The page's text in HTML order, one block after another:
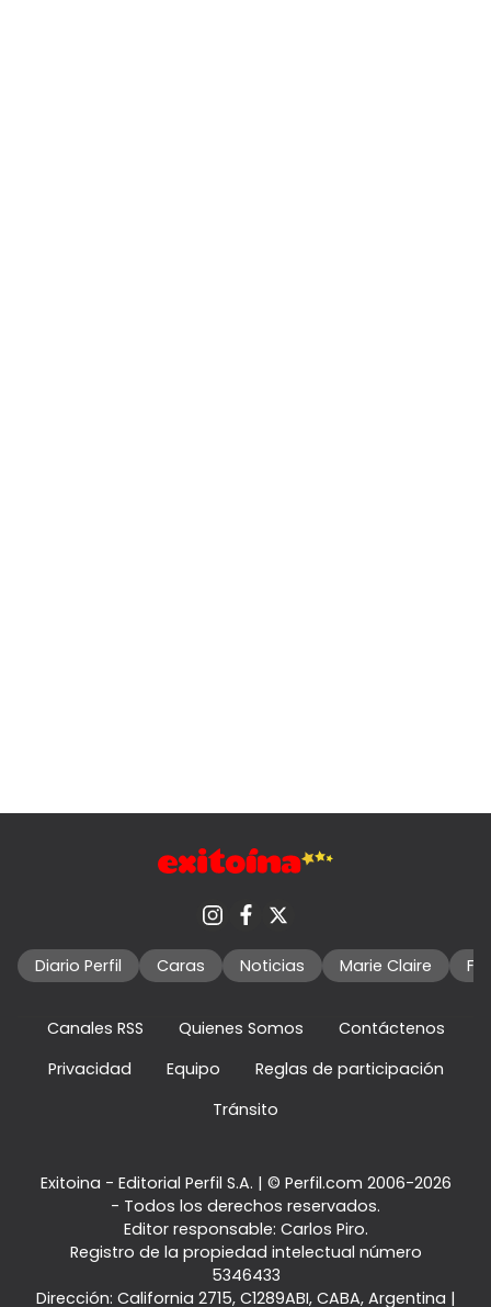
Diario Perfil Caras Noticias Marie Claire
Canales RSS Quienes Somos
Contáctenos
Privacidad
Equipo
Reglas de participación
Tránsito
Exitoina - Editorial Perfil S.A. | © Perfil.com 2006-2026
- Todos los derechos reservados.
Editor responsable: Carlos Piro.
Registro de la propiedad intelectual número
5346433
Dirección: California 2715, C1289ABI, CABA, Argentina |